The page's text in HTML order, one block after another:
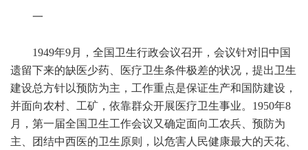
一
1949年9月，全国卫生行政会议召开，会议针对旧中国
遗留下来的缺医少药、医疗卫生条件极差的状况，提出卫生
建设总方针以预防为主，工作重点是保证生产和国防建设，
并面向农村、工矿，依靠群众开展医疗卫生事业。1950年8
月，第一届全国卫生工作会议又确定面向工农兵、预防为
主、团结中西医的卫生原则，以危害人民健康最大的天花、